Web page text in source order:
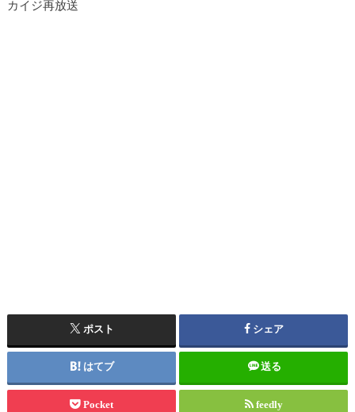
カイジ再放送
ポスト シェア
はてブ 送る
Pocket feedly